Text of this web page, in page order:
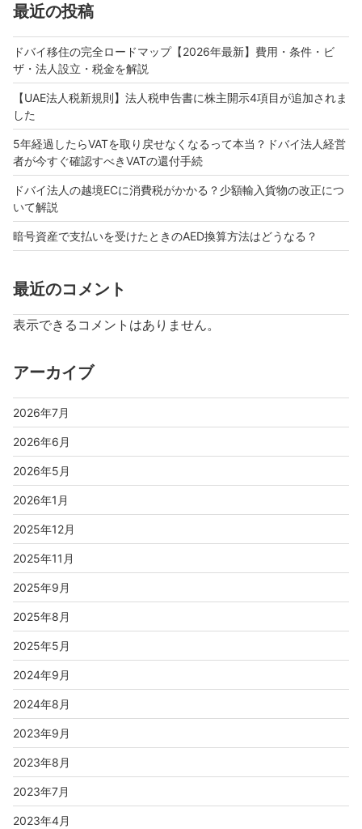
最近の投稿
ドバイ移住の完全ロードマップ【2026年最新】費用・条件・ビ
ザ・法人設立・税金を解説
【UAE法人税新規則】法人税申告書に株主開示4項目が追加されま
した
5年経過したらVATを取り戻せなくなるって本当？ドバイ法人経営
者が今すぐ確認すべきVATの還付手続
ドバイ法人の越境ECに消費税がかかる？少額輸入貨物の改正につ
いて解説
暗号資産で支払いを受けたときのAED換算方法はどうなる？
最近のコメント
表示できるコメントはありません。
アーカイブ
2026年7月
2026年6月
2026年5月
2026年1月
2025年12月
2025年11月
2025年9月
2025年8月
2025年5月
2024年9月
2024年8月
2023年9月
2023年8月
2023年7月
2023年4月